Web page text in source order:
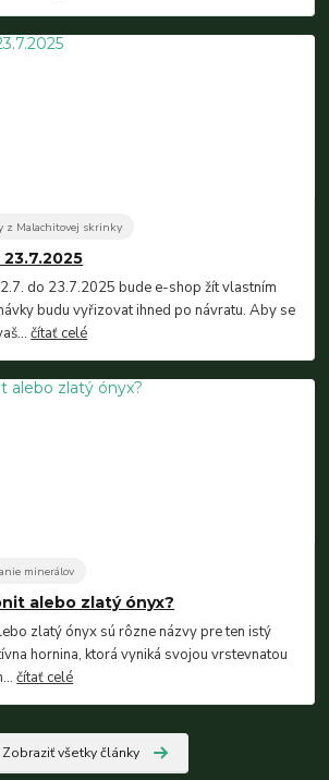
z Malachitovej skrinky
23.7.2025
do 23.7.2025 bude e-shop žít vlastním
budu vyřizovat ihned po návratu. Aby se
čítať celé
minerálov
alebo zlatý ónyx?
zlatý ónyx sú rôzne názvy pre ten istý
hornina, ktorá vyniká svojou vrstevnatou
čítať celé
Zobraziť všetky články